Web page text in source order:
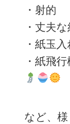
・射的
・丈夫
・紙玉
・紙飛
など、様